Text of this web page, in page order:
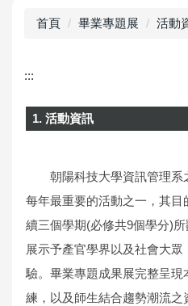
首頁 畢業專題展 活動
:::
1. 活動資訊
朝陽科技大學資訊管理系
每年最重要的活動之一，其
續三個學期(必修共9個學分)
展示予產官學界以及社會大
驗。畢業專題成果展完整呈現
練，以及師生結合趨勢潮流